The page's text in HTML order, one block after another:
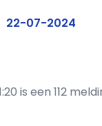
22-07-2024
is een 112